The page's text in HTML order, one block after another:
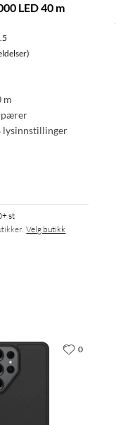
LED 40 m
m
pærer
lysinnstillinger
st
Velg butikk
0